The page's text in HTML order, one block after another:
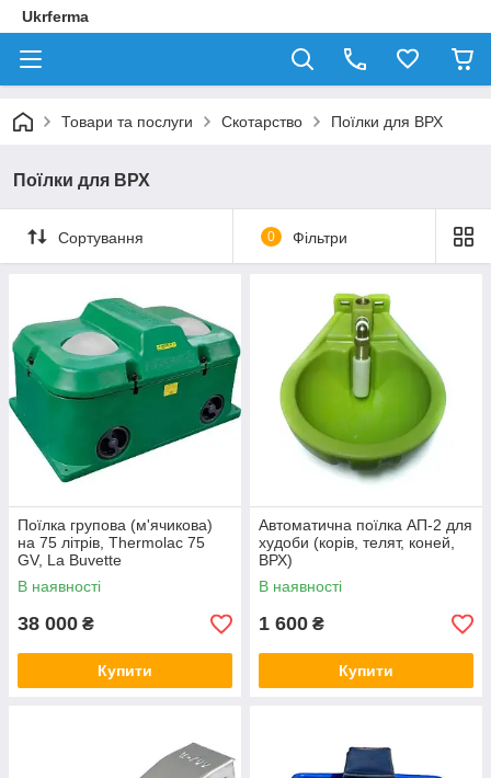
Ukrferma
Товари та послуги Скотарство Поїлки для ВРХ
Поїлки для ВРХ
Сортування 0 Фільтри
Поїлка групова (м'ячикова)
на 75 літрів, Thermolac 75
GV, La Buvette
В наявності
38 000 ₴
Купити
Автоматична поїлка АП-2 для
худоби (корів, телят, коней,
ВРХ)
В наявності
1 600 ₴
Купити